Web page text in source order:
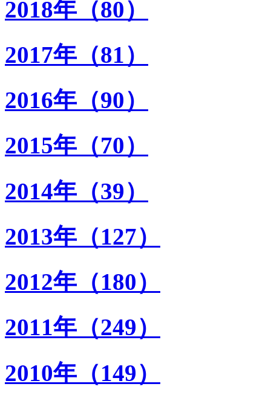
2018年（80）
2017年（81）
2016年（90）
2015年（70）
2014年（39）
2013年（127）
2012年（180）
2011年（249）
2010年（149）